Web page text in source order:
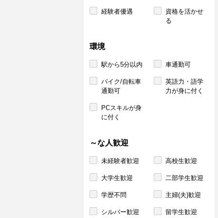
経験者優遇
資格を活かせ
る
環境
駅から5分以内 車通勤可
バイク/自転車
通勤可
英語力・語学
力が身に付く
PCスキルが身
に付く
～な人歓迎
未経験者歓迎 高校生歓迎
大学生歓迎 二部学生歓迎
学歴不問 主婦(夫)歓迎
シルバー歓迎 留学生歓迎